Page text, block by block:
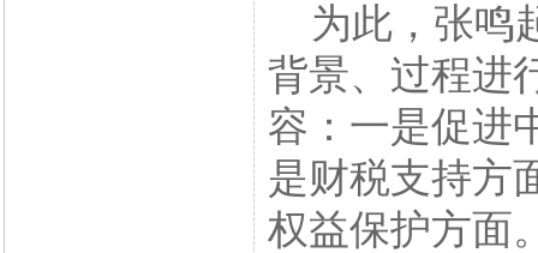
为此，张鸣
背景、过程进
容：一是促进
是财税支持方
权益保护方面